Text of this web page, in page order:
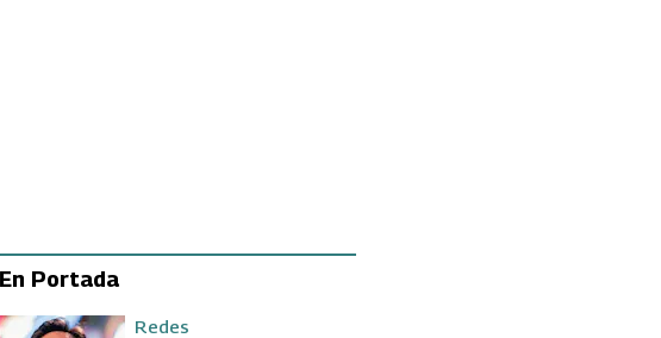
En Portada
Redes